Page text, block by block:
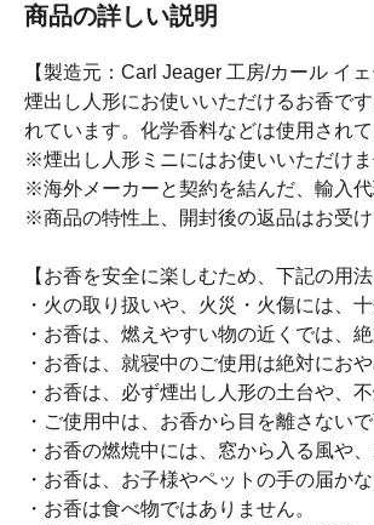
商品の詳しい説明
【製造元：Carl Jeager 工房/カール イェ
煙出し人形にお使いいただけるお香で
れています。化学香料などは使用されて
※煙出し人形ミニにはお使いいただけま
※海外メーカーと契約を結んだ、輸入
※商品の特性上、開封後の返品はお受
【お香を安全に楽しむため、下記の用
・火の取り扱いや、火災・火傷には、
・お香は、燃えやすい物の近くでは、
・お香は、就寝中のご使用は絶対におや
・お香は、必ず煙出し人形の土台や、
・ご使用中は、お香から目を離さないで
・お香の燃焼中には、窓から入る風や
・お香は、お子様やペットの手の届か
・お香は食べ物ではありません。